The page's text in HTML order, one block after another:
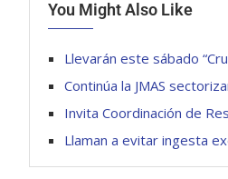
You Might Also Like
Llevarán este sábado
Continúa la JMAS
Invita Coordinación de
Llaman a evitar ingesta